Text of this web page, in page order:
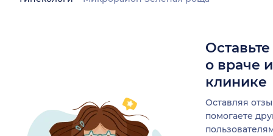
о враче
клинике
Оставляя
помогаете